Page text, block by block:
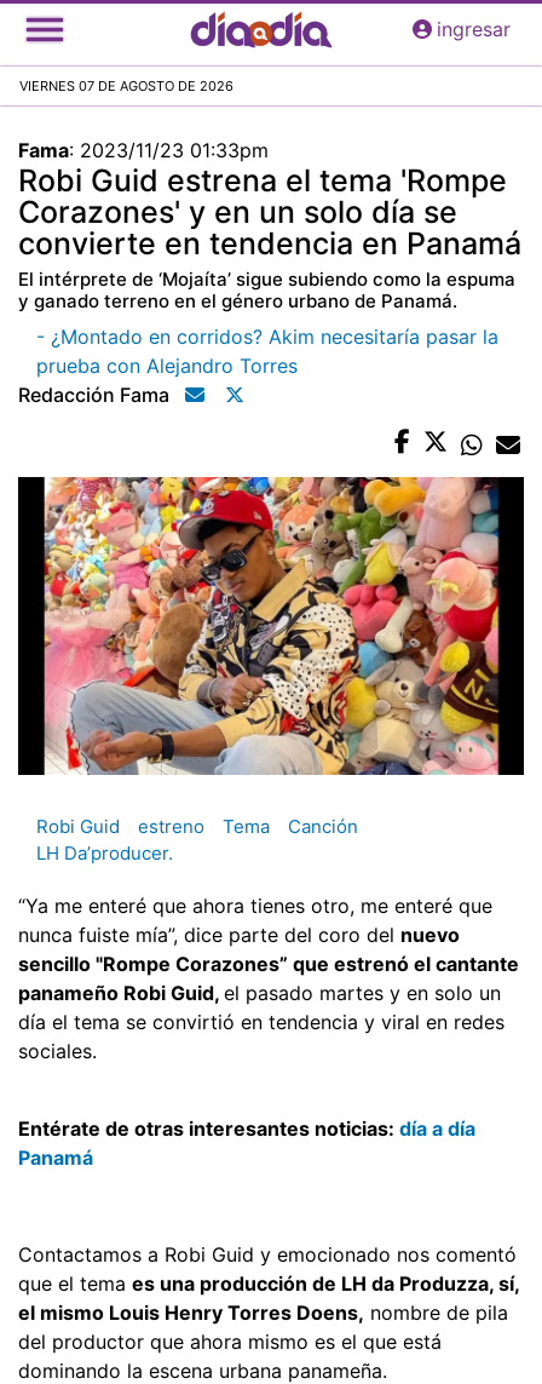
Pasar
al
principal
ingresar
VIERNES 07 DE AGOSTO DE 2026
Fama: 2023/11/23 01:33pm
Robi Guid estrena el tema 'Rompe
Corazones' y en un solo día se
convierte en tendencia en Panamá
El intérprete de ‘Mojaíta’ sigue subiendo como la espuma
y ganado terreno en el género urbano de Panamá.
- ¿Montado en corridos? Akim necesitaría pasar la
prueba con Alejandro Torres
Redacción Fama
Robi Guid estreno Tema
Canción
LH Da’producer.
“Ya me enteré que ahora tienes otro, me enteré que
nunca fuiste mía”, dice parte del coro del nuevo
sencillo "Rompe Corazones” que estrenó el cantante
panameño Robi Guid, el pasado martes y en solo un
día el tema se convirtió en tendencia y viral en redes
sociales.
Entérate de otras interesantes noticias: día a día
Panamá
Contactamos a Robi Guid y emocionado nos comentó
que el tema es una producción de LH da Produzza, sí,
el mismo Louis Henry Torres Doens, nombre de pila
del productor que ahora mismo es el que está
dominando la escena urbana panameña.